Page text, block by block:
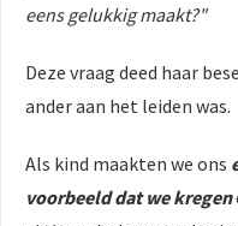
eens gelukkig maakt?"
Deze vraag deed haar
ander aan het leiden was.
Als kind maakten we ons
voorbeeld dat we kregen